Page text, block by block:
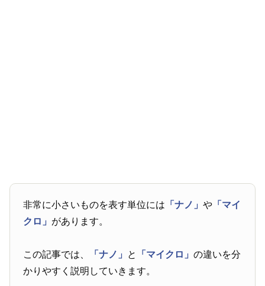
非常に小さいものを表す単位には 「ナノ」や 「マイ
クロ」 があります。
この記事では、 「ナノ」 と 「マイクロ」の違いを分
かりやすく説明していきます。